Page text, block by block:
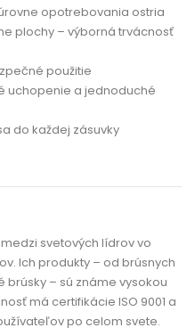
opotrebovania ostria
plochy – výborná trvácnosť
použitie
uchopenie a jednoduché
do každej zásuvky
svetových lídrov vo
Ich produkty – od brúsnych
brúsky – sú známe vysokou
má certifikácie ISO 9001 a
po celom svete.